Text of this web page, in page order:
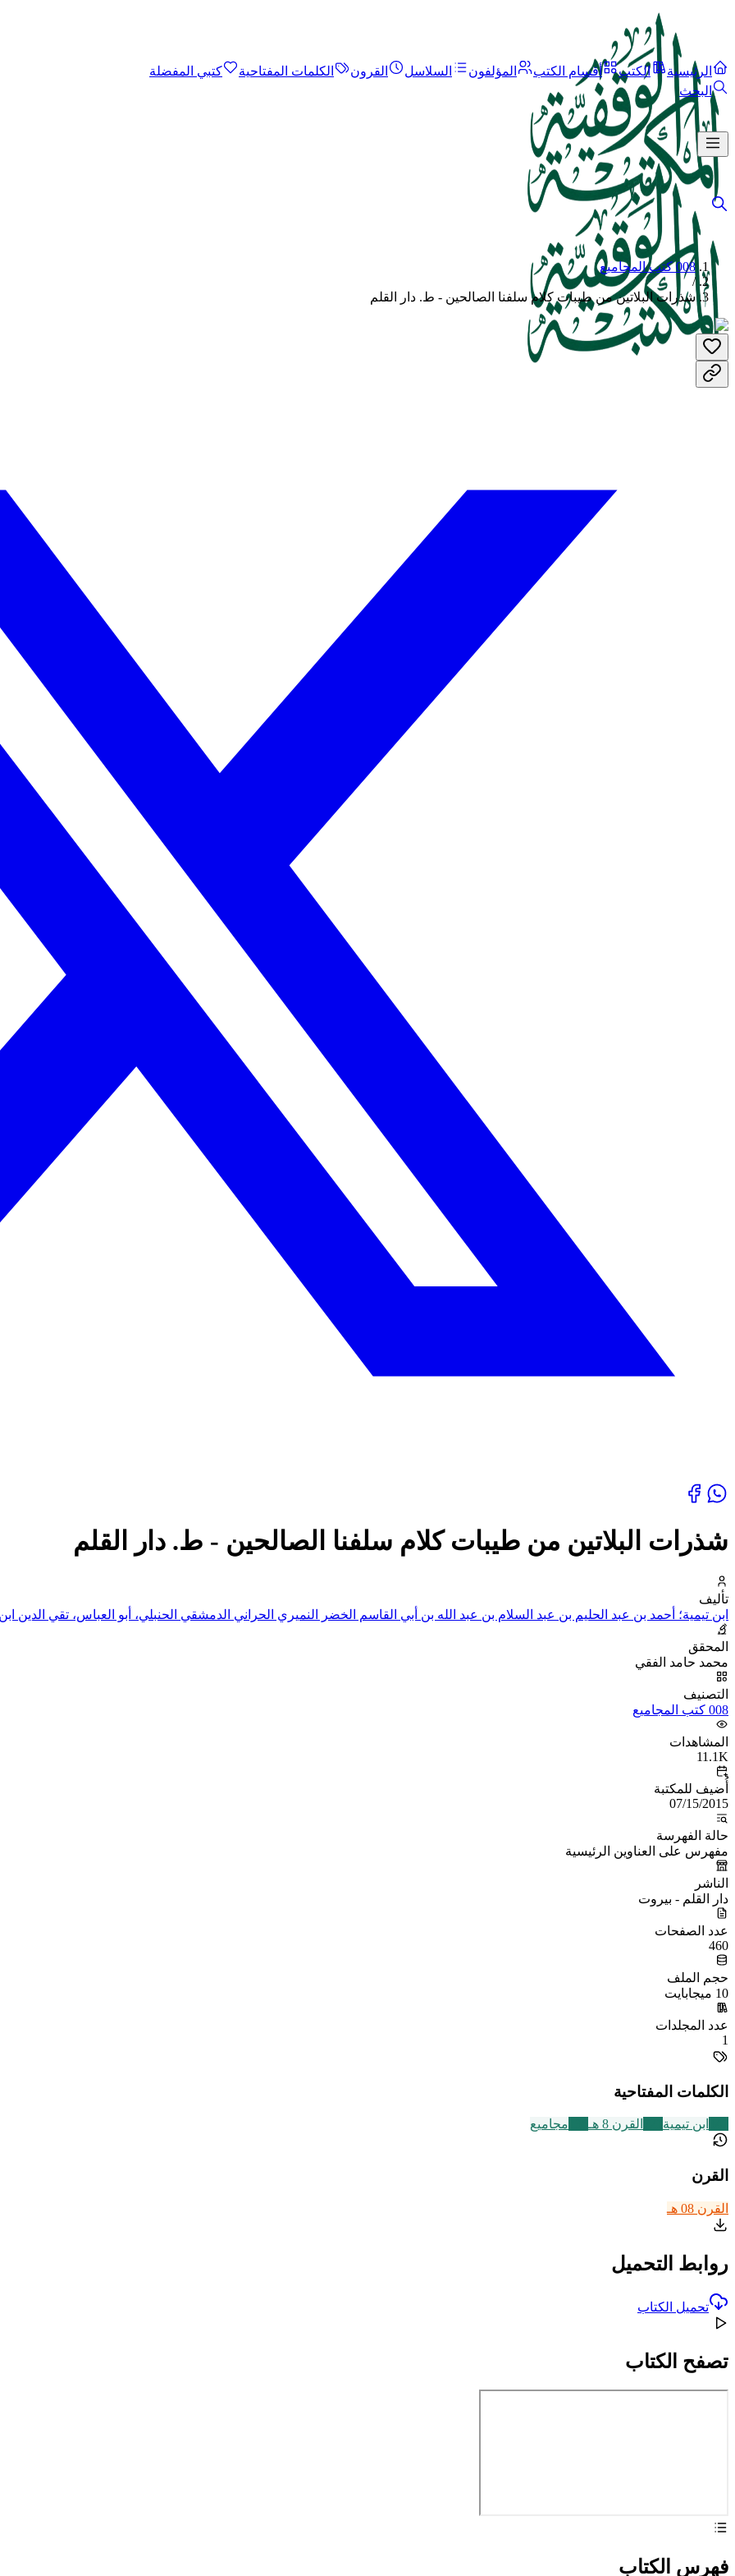
الرئيسية الكتب أقسام الكتب المؤلفون السلاسل القرون الكلمات المفتاحية
كتبي المفضلة
البحث
008 كتب المجاميع
/
شذرات البلاتين من طيبات كلام سلفنا الصالحين - ط. دار القلم
شذرات البلاتين من طيبات كلام سلفنا الصالحين - ط. دار القلم
تأليف
ابن تيمية؛ أحمد بن عبد الحليم بن عبد السلام بن عبد الله بن أبي القاسم الخضر النميري الحراني الدمشقي الحنبلي، أبو العباس، تقي الدين
المحقق
محمد حامد الفقي
التصنيف
008 كتب المجاميع
المشاهدات
11.1K
أُضيف للمكتبة
07/15/2015
حالة الفهرسة
مفهرس على العناوين الرئيسية
الناشر
دار القلم - بيروت
عدد الصفحات
460
حجم الملف
10 ميجابايت
عدد المجلدات
1
الكلمات المفتاحية
ابن تيمية القرن 8 هـ مجاميع
القرن
القرن 08 هـ
روابط التحميل
تحميل الكتاب
تصفح الكتاب
فهرس الكتاب